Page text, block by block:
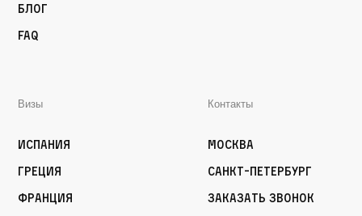
Блог
FAQ
Визы
Испания
Греция
Франция
Контакты
Москва
Санкт-Петербург
Заказать звонок